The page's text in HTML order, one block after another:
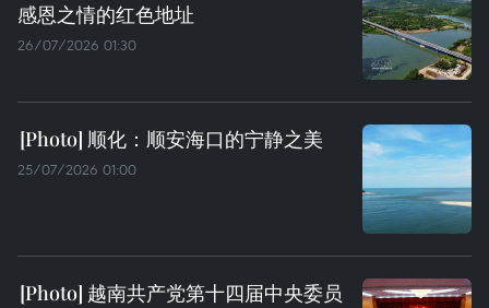
感恩之情的红色地址
26/07/2026 01:30
顺化：顺安海口的宁静之美
25/07/2026 01:00
越南共产党第十四届中央委员